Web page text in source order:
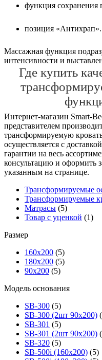
функция сохранения
позиция «Антихрап».
Массажная функция
интенсивности и
Где купить
Интернет-магазин Smart-
представителем
трансформируемую
осуществляется с
гарантии на весь
консультацию и оформить
указанным на странице.
Трансформируемые
Трансформируемые
Матрасы (5)
Товар с уценкой (1)
Размер
160х200 (5)
180х200 (5)
90х200 (5)
Модель основания
SB-300 (5)
SB-300 (2шт 90х200)
SB-301 (5)
SB-301 (2шт 90х200)
SB-320 (5)
SB-500i (160x200) (5)